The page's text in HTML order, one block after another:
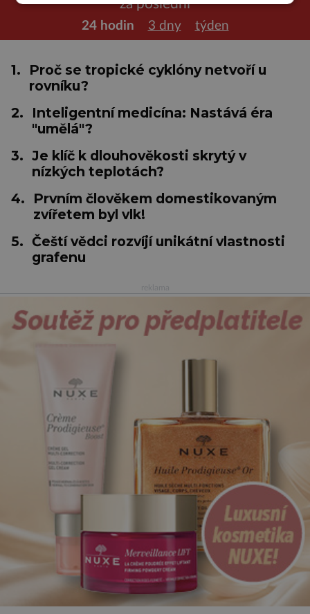
za poslední
24 hodin 3 dny týden
1.
Proč se tropické cyklóny netvoří u
rovníku?
2.
Inteligentní medicína: Nastává éra
"umělá"?
3. Je klíč k dlouhověkosti skrytý v
nízkých teplotách?
4.
Prvním člověkem domestikovaným
zvířetem byl vlk!
5. Čeští vědci rozvíjí unikátní vlastnosti
grafenu